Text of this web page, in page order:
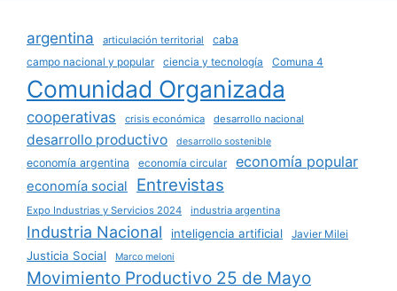
argentina articulación territorial
caba
campo nacional y popular
ciencia y tecnología Comuna 4
Comunidad Organizada
cooperativas crisis económica desarrollo nacional
desarrollo productivo desarrollo sostenible
economía argentina economía circular economía popular
economía social Entrevistas
Expo Industrias y Servicios 2024 industria argentina
Industria Nacional inteligencia artificial Javier Milei
Justicia Social Marco meloni
Movimiento Productivo 25 de Mayo